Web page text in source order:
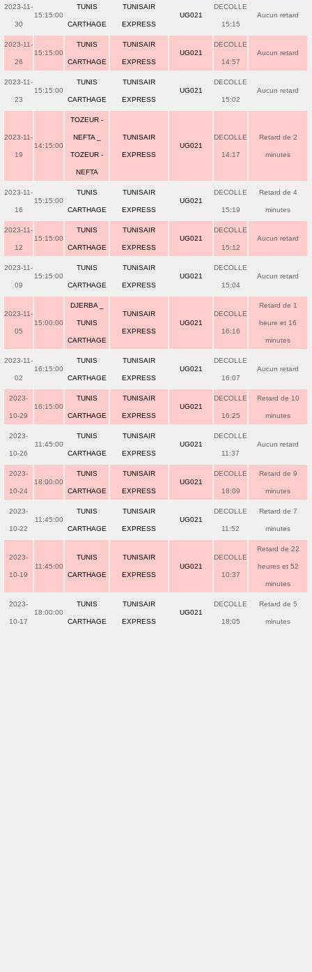
2023-11-
30
15:15:00
TUNIS
CARTHAGE
TUNISAIR
EXPRESS
UG021
DECOLLE
15:15
Aucun retard
2023-11-
26
15:15:00
TUNIS
CARTHAGE
TUNISAIR
EXPRESS
UG021
DECOLLE
14:57
Aucun retard
2023-11-
23
15:15:00
TUNIS
CARTHAGE
TUNISAIR
EXPRESS
UG021
DECOLLE
15:02
Aucun retard
2023-11-
19
14:15:00
TOZEUR -
NEFTA _
TOZEUR -
NEFTA
TUNISAIR
EXPRESS
UG021
DECOLLE
14:17
Retard de 2
minutes
2023-11-
16
15:15:00
TUNIS
CARTHAGE
TUNISAIR
EXPRESS
UG021
DECOLLE
15:19
Retard de 4
minutes
2023-11-
12
15:15:00
TUNIS
CARTHAGE
TUNISAIR
EXPRESS
UG021
DECOLLE
15:12
Aucun retard
2023-11-
09
15:15:00
TUNIS
CARTHAGE
TUNISAIR
EXPRESS
UG021
DECOLLE
15:04
Aucun retard
2023-11-
05
15:00:00
DJERBA _
TUNIS
CARTHAGE
TUNISAIR
EXPRESS
UG021
DECOLLE
16:16
Retard de 1
heure et 16
minutes
2023-11-
02
16:15:00
TUNIS
CARTHAGE
TUNISAIR
EXPRESS
UG021
DECOLLE
16:07
Aucun retard
2023-
10-29
16:15:00
TUNIS
CARTHAGE
TUNISAIR
EXPRESS
UG021
DECOLLE
16:25
Retard de 10
minutes
2023-
10-26
11:45:00
TUNIS
CARTHAGE
TUNISAIR
EXPRESS
UG021
DECOLLE
11:37
Aucun retard
2023-
10-24
18:00:00
TUNIS
CARTHAGE
TUNISAIR
EXPRESS
UG021
DECOLLE
18:09
Retard de 9
minutes
2023-
10-22
11:45:00
TUNIS
CARTHAGE
TUNISAIR
EXPRESS
UG021
DECOLLE
11:52
Retard de 7
minutes
2023-
10-19
11:45:00
TUNIS
CARTHAGE
TUNISAIR
EXPRESS
UG021
DECOLLE
10:37
Retard de 22
heures et 52
minutes
2023-
10-17
18:00:00
TUNIS
CARTHAGE
TUNISAIR
EXPRESS
UG021
DECOLLE
18:05
Retard de 5
minutes